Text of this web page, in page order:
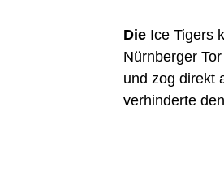
Die Ice Tigers
Nürnberger
und zog direkt
verhinderte